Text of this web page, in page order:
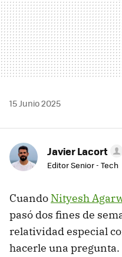
15 Junio 2025
Javier Lacort
Editor Senior - Tech
Cuando Nityesh
pasó dos fines de
relatividad especial
hacerle una